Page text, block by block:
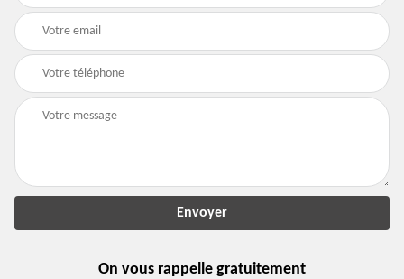
On vous rappelle gratuitement